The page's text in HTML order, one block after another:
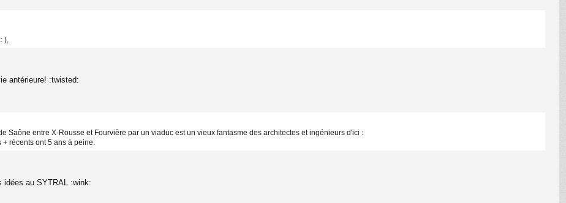
),
antérieure! :twisted:
Saône entre X-Rousse et Fourvière par un viaduc est un vieux fantasme des architectes et ingénieurs d'ici :
récents ont 5 ans à peine.
idées au SYTRAL :wink: